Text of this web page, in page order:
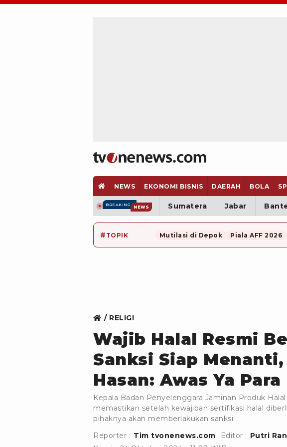
NEWS EKONOMI BISNIS DAERAH BOLA
BREAKING NEWS Sumatera Jabar
# TOPIK Mutilasi di Depok Piala AFF 2026
RELIGI
Wajib Halal Resmi
Sanksi Siap
Hasan: Awas Ya
Kepala Badan Penyelenggara Jaminan Produk
memastikan setelah kewajiban sertifikasi halal
pihaknya akan memberlakukan sanksi.
Reporter : Tim tvonenews.com Editor : Putri